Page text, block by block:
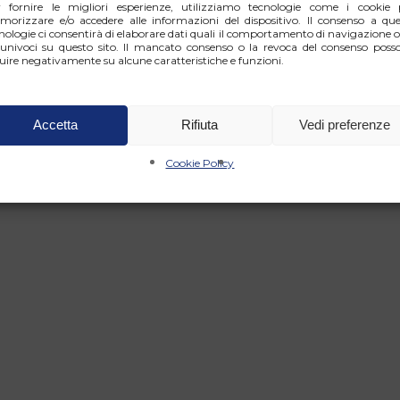
fornire le migliori esperienze, utilizziamo tecnologie come i cookie
e/o accedere alle informazioni del dispositivo. Il consenso a
ci consentirà di elaborare dati quali il comportamento di navigazione
su questo sito. Il mancato consenso o la revoca del consenso
negativamente su alcune caratteristiche e funzioni.
Accetta Rifiuta Vedi preferenze
Cookie Policy